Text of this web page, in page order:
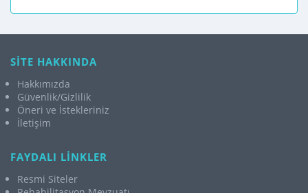
SİTE HAKKINDA
Hakkımızda
Güvenlik/Gizlilik
Öneri ve İstekleriniz
İletişim
FAYDALI LİNKLER
Resmi Siteler